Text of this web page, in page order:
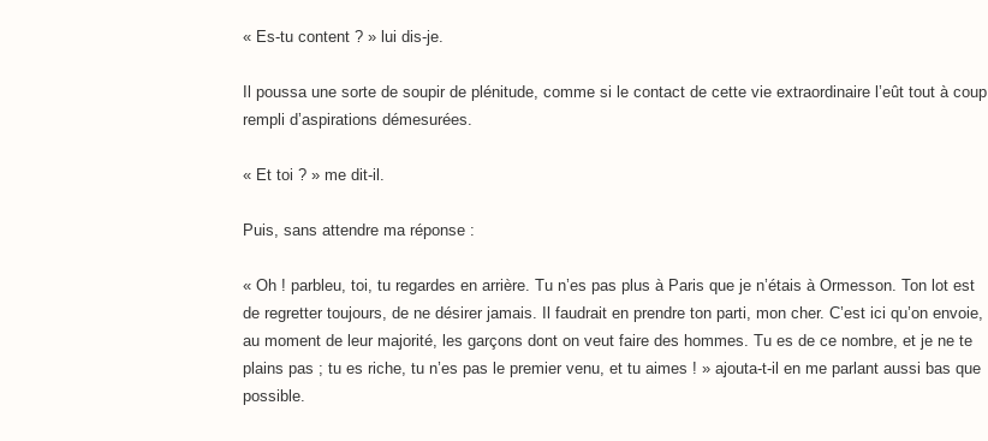
« Es-tu content ? » lui dis-je.
Il poussa une sorte de soupir de plénitude, comme si le contact de cette vie extraordinaire l’eût tout à coup
rempli d’aspirations démesurées.
« Et toi ? » me dit-il.
Puis, sans attendre ma réponse :
« Oh ! parbleu, toi, tu regardes en arrière. Tu n’es pas plus à Paris que je n’étais à Ormesson. Ton lot est
de regretter toujours, de ne désirer jamais. Il faudrait en prendre ton parti, mon cher. C’est ici qu’on envoie,
au moment de leur majorité, les garçons dont on veut faire des hommes. Tu es de ce nombre, et je ne te
plains pas ; tu es riche, tu n’es pas le premier venu, et tu aimes ! » ajouta-t-il en me parlant aussi bas que
possible.